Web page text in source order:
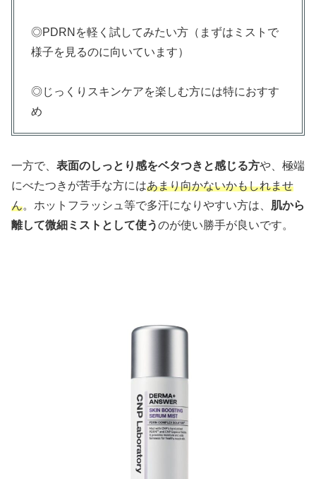
◎PDRNを軽く試してみたい方（まずはミストで
様子を見るのに向いています）
◎じっくりスキンケアを楽しむ方には特におすす
め
一方で、 表面のしっとり感をベタつきと感じる方や、極端
にべたつきが苦手な方にはあまり向かないかもしれませ
ん。ホットフラッシュ等で多汗になりやすい方は、 肌から
離して微細ミストとして使うのが使い勝手が良いです。